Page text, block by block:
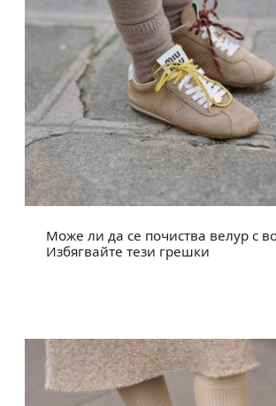
Може ли да се почиства велур с
Избягвайте тези грешки